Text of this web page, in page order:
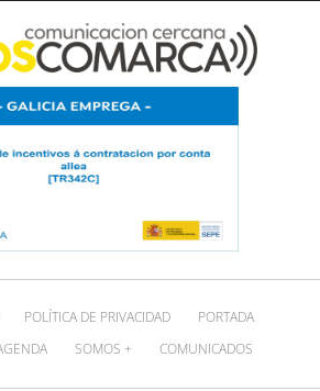
POLÍTICA DE PRIVACIDAD
PORTADA
SOMOS + COMUNICADOS